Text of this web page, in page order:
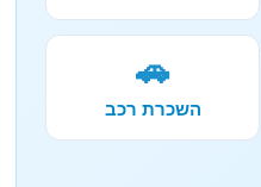
🚗
השכרת רכב